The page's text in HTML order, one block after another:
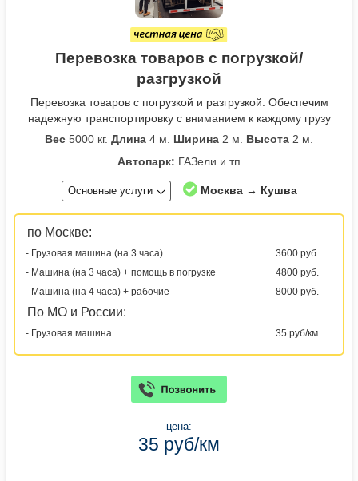
Перевозка товаров с погрузкой/
разгрузкой
Перевозка товаров с погрузкой и разгрузкой. Обеспечим
надежную транспортировку с вниманием к каждому грузу
Вес 5000 кг. Длина 4 м. Ширина 2 м. Высота 2 м.
Автопарк: ГАЗели и тп
Основные услуги Москва → Кушва
по Москве:
- Грузовая машина (на 3 часа)
3600 руб.
- Машина (на 3 часа) + помощь в погрузке
4800 руб.
- Машина (на 4 часа) + рабочие
8000 руб.
По МО и России:
- Грузовая машина 35 руб/км
цена:
35 руб/км